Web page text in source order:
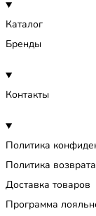
Каталог
Бренды
Контакты
Политика
Политика возврата
Доставка товаров
Программа